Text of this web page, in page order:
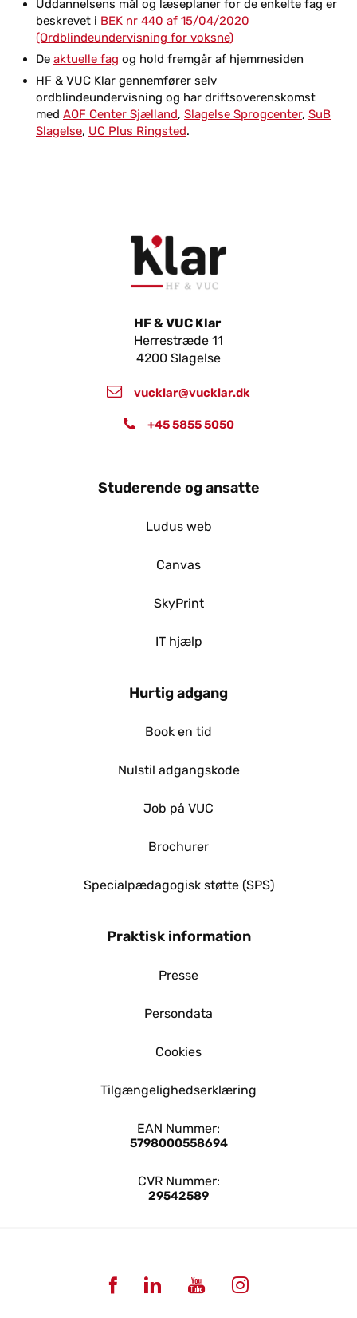
Uddannelsens mål og læseplaner for de enkelte fag er
beskrevet i BEK nr 440 af 15/04/2020
(Ordblindeundervisning for voksne)
De aktuelle fag og hold fremgår af hjemmesiden
HF & VUC Klar gennemfører selv
ordblindeundervisning og har driftsoverenskomst
med AOF Center Sjælland, Slagelse Sprogcenter, SuB
Slagelse, UC Plus Ringsted.
HF & VUC Klar
Herrestræde 11
4200 Slagelse
vucklar@vucklar.dk
+45 5855 5050
Studerende og ansatte
Ludus web
Canvas
SkyPrint
IT hjælp
Hurtig adgang
Book en tid
Nulstil adgangskode
Job på VUC
Brochurer
Specialpædagogisk støtte (SPS)
Praktisk information
Presse
Persondata
Cookies
Tilgængelighedserklæring
EAN Nummer:
5798000558694
CVR Nummer:
29542589